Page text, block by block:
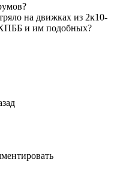
на движках из 2к10-
и им подобных?